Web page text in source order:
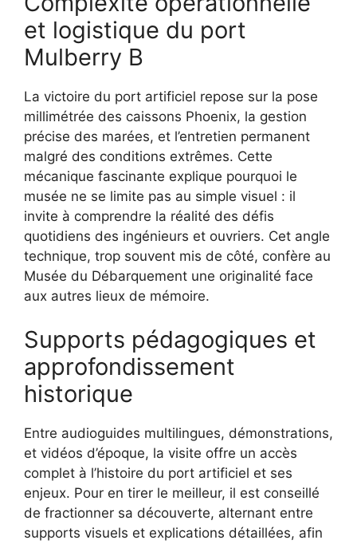
et logistique du port
Mulberry B
La victoire du port artificiel repose sur la pose
millimétrée des caissons Phoenix, la gestion
précise des marées, et l’entretien permanent
malgré des conditions extrêmes. Cette
mécanique fascinante explique pourquoi le
musée ne se limite pas au simple visuel : il
invite à comprendre la réalité des défis
quotidiens des ingénieurs et ouvriers. Cet angle
technique, trop souvent mis de côté, confère au
Musée du Débarquement une originalité face
aux autres lieux de mémoire.
Supports pédagogiques et
approfondissement
historique
Entre audioguides multilingues, démonstrations,
et vidéos d’époque, la visite offre un accès
complet à l’histoire du port artificiel et ses
enjeux. Pour en tirer le meilleur, il est conseillé
de fractionner sa découverte, alternant entre
supports visuels et explications détaillées, afin